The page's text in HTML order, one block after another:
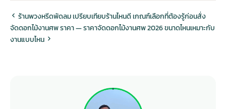
ร้านพวงหรีดพัดลม เปรียบเทียบร้านไหนดี เกณฑ์เลือกที่ต้องรู้ก่อนสั่ง
จัดดอกไม้งานศพ ราคา — ราคาจัดดอกไม้งานศพ 2026 ขนาดไหนเหมาะกับ
งานแบบไหน